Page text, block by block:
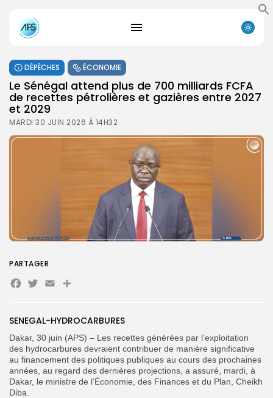
FR
DÉPÊCHES ÉCONOMIE
Le Sénégal attend plus de 700 milliards FCFA
de recettes pétrolières et gazières entre 2027
et 2029
MARDI 30 JUIN 2026 À 14H32
SENEGAL-HYDROCARBURES
Dakar, 30 juin (APS) – Les recettes générées par l’exploitation
des hydrocarbures devraient contribuer de manière significative
au financement des politiques publiques au cours des prochaines
années, au regard des dernières projections, a assuré, mardi, à
Dakar, le ministre de l’Économie, des Finances et du Plan, Cheikh
Diba.
PARTAGER
Facebook
Twitter
EmailPartager